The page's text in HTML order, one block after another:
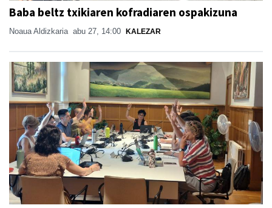
Baba beltz txikiaren kofradiaren ospakizuna
Noaua Aldizkaria abu 27, 14:00 KALEZAR